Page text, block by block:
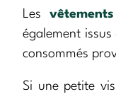
Les vêtements
également issus
consommés
Si une petite